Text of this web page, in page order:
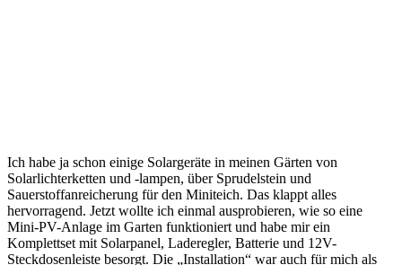
Ich habe ja schon einige Solargeräte in meinen Gärten von
Solarlichterketten und -lampen, über Sprudelstein und
Sauerstoffanreicherung für den Miniteich. Das klappt alles
hervorragend. Jetzt wollte ich einmal ausprobieren, wie so eine
Mini-PV-Anlage im Garten funktioniert und habe mir ein
Komplettset mit Solarpanel, Laderegler, Batterie und 12V-
Steckdosenleiste besorgt. Die „Installation“ war auch für mich als